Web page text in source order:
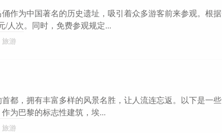
作为中国著名的历史遗址，吸引着众多游客前来参观。根据
/人次。同时，免费参观规定...
旅游
都，拥有丰富多样的风景名胜，让人流连忘返。以下是一些
为巴黎的标志性建筑，埃...
旅游